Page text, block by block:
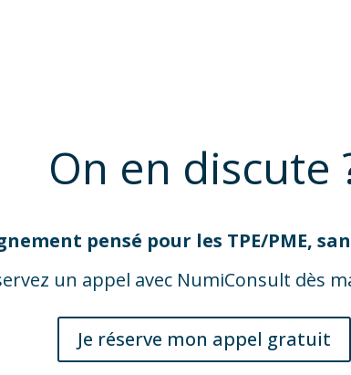
On en discute
pensé pour les TPE/PME,
un appel avec NumiConsult dès
Je réserve mon appel gratuit